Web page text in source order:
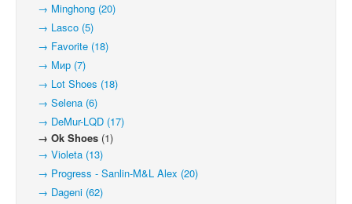
→ Minghong (20)
→ Lasco (5)
→ Favorite (18)
→ Мир (7)
→ Lot Shoes (18)
→ Selena (6)
→ DeMur-LQD (17)
→ Ok Shoes (1)
→ Violeta (13)
→ Progress - Sanlin-M&L Alex (20)
→ Dageni (62)